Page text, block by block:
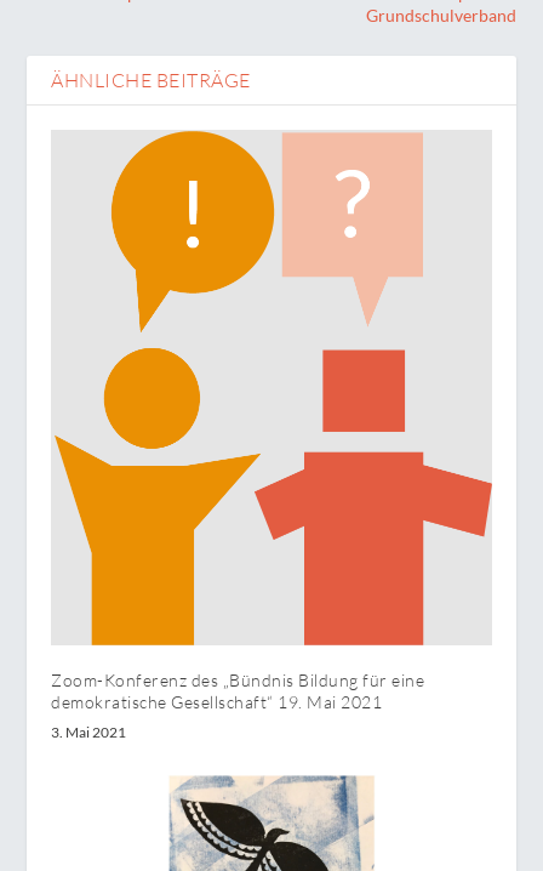
Grundschulverband
ÄHNLICHE BEITRÄGE
Zoom-Konferenz des „Bündnis Bildung für eine
demokratische Gesellschaft“ 19. Mai 2021
3. Mai 2021